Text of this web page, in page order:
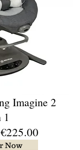
Imagine 2
1
Now